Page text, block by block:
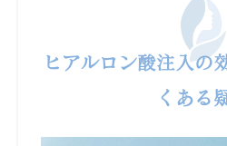
ヒアルロン酸注入の
くある